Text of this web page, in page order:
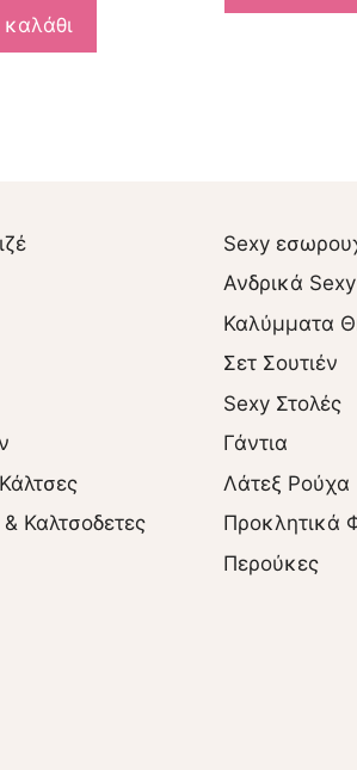
Καλτσοδετες
Sexy
Ανδρικά
Καλύμματα
Σετ Σουτιέν
Sexy Στολές
Γάντια
Λάτεξ Ρούχα
Προκλητικά
Περούκες